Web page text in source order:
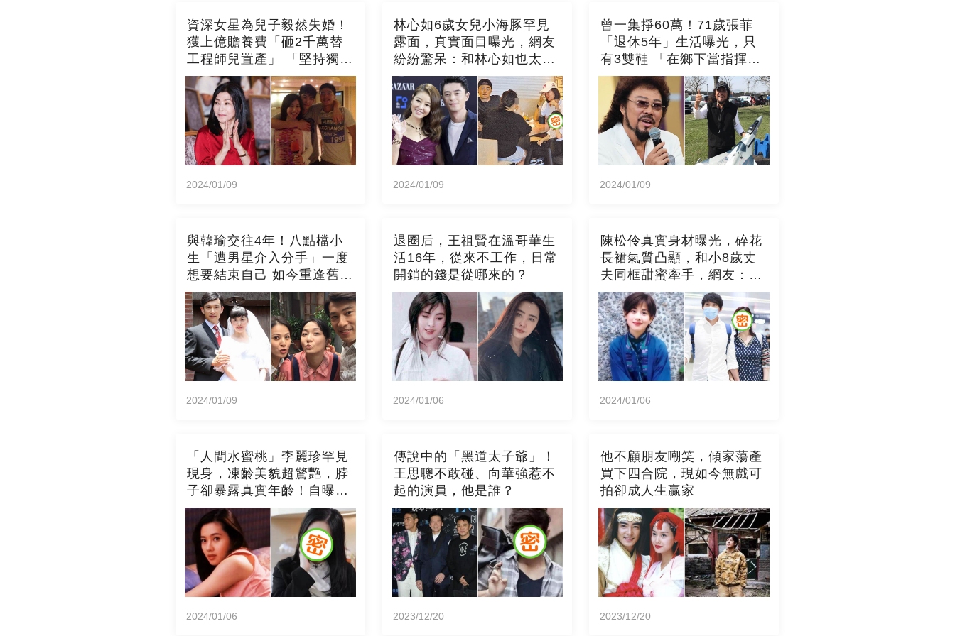
資深女星為兒子毅然失婚！
獲上億贍養費「砸2千萬替
工程師兒置產」 「堅持獨居
台灣」兒子不婚也支持
2024/01/09
林心如6歲女兒小海豚罕見
露面，真實面目曝光，網友
紛紛驚呆：和林心如也太像
了！
2024/01/09
曾一集掙60萬！71歲張菲
「退休5年」生活曝光，只
有3雙鞋 「在鄉下當指揮
官」與徐乃麟交流「阿公
經」
2024/01/09
與韓瑜交往4年！八點檔小
生「遭男星介入分手」一度
想要結束自己 如今重逢舊愛
「卻宣告終生不婚」原因曝
光
2024/01/09
退圈后，王祖賢在溫哥華生
活16年，從來不工作，日常
開銷的錢是從哪來的？
2024/01/06
陳松伶真實身材曝光，碎花
長裙氣質凸顯，和小8歲丈
夫同框甜蜜牽手，網友：像
是兩代人
2024/01/06
「人間水蜜桃」李麗珍罕見
現身，凍齡美貌超驚艷，脖
子卻暴露真實年齡！自曝當
年拍風月片內幕，竟是因為
「玉女當久了」？
2024/01/06
傳說中的「黑道太子爺」！
王思聰不敢碰、向華強惹不
起的演員，他是誰？
2023/12/20
他不顧朋友嘲笑，傾家蕩產
買下四合院，現如今無戲可
拍卻成人生贏家
2023/12/20